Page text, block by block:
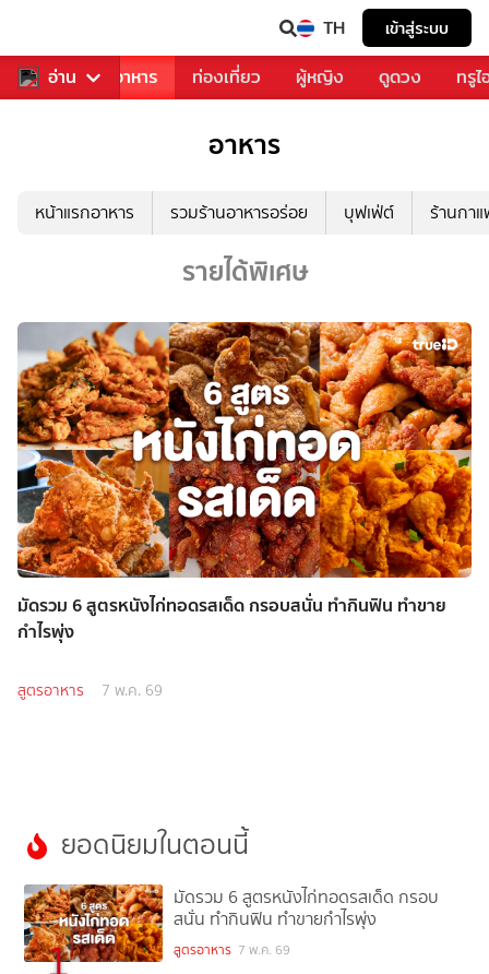
TH เข้าสู่ระบบ
อ่าน
การเพลง อาหาร ท่องเที่ยว ผู้หญิง ดูดวง ทรู
อาหาร
หน้าแรกอาหาร รวมร้านอาหารอร่อย บุฟเฟ่ต์ ร้านกา
รายได้พิเศษ
มัดรวม 6 สูตรหนังไก่ทอดรสเด็ด กรอบสนั่น ทำกินฟิน ทำขาย
กำไรพุ่ง
สูตรอาหาร 7 พ.ค. 69
ยอดนิยมในตอนนี้
มัดรวม 6 สูตรหนังไก่ทอดรสเด็ด กรอบ
สนั่น ทำกินฟิน ทำขายกำไรพุ่ง
สูตรอาหาร 7 พ.ค. 69